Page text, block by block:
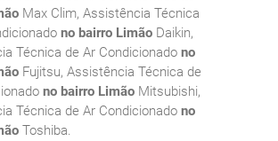
Max Clim, Assistência Técnica
no bairro Limão Daikin,
Técnica de Ar Condicionado no
Fujitsu, Assistência Técnica de
no bairro Limão Mitsubishi,
Técnica de Ar Condicionado no
Toshiba.